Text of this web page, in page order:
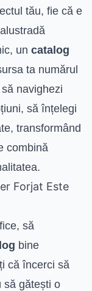
tău, fie că e
un catalog
ta numărul
navighezi
să înțelegi
transformând
combină
Forjat Este
să
bine
că încerci să
să gătești o